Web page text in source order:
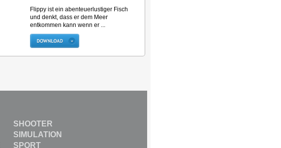
Flippy ist ein abenteuerlustiger Fisch
und denkt, dass er dem Meer
entkommen kann wenn er ...
SHOOTER
SIMULATION
SPORT